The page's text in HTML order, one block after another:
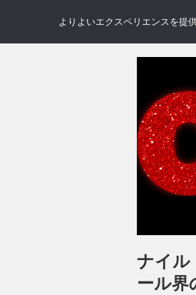
ナイル
ール
よりよいエクスペリエンスを提